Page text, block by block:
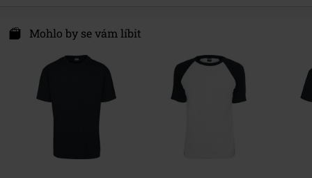
Dr.-Robert-Murjahn-Str. 7
64372 Ober-Ramstadt
service@urbanclassics.com
Mohlo by se vám líbit